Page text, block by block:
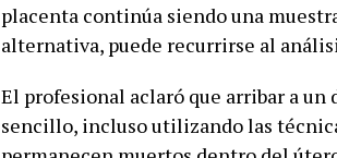
placenta continúa siendo una
alternativa, puede recurrirse al
El profesional aclaró que arribar a
sencillo, incluso utilizando las